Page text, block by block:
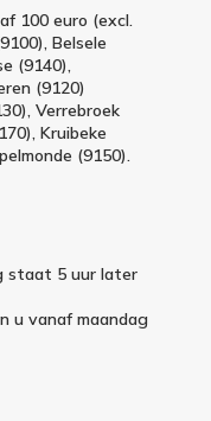
100 euro (excl.
Belsele
(9140),
(9120)
Verrebroek
Kruibeke
(9150).
staat 5 uur later
u vanaf maandag